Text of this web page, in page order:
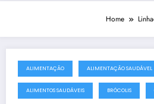
Home
ALIMENTAÇÃO ALIMENTAÇÃO SAUDÁVEL
ALIMENTOS SAUDÁVEIS BRÓCOLIS